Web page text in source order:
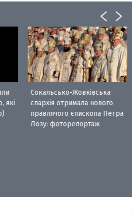
які
Сокальсько-Жовківська
єпархія отримала нового
правлячого єпископа Петра
Лозу: фоторепортаж